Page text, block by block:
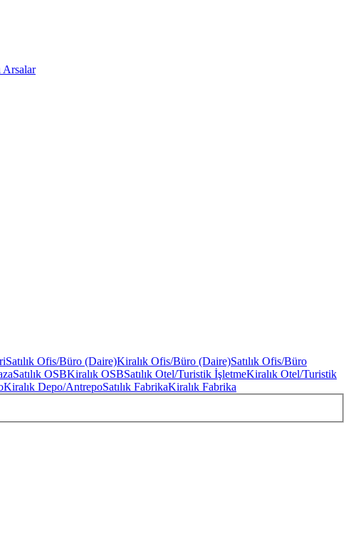
Arsalar
Satılık Ofis/Büro (Daire)Kiralık Ofis/Büro (Daire)Satılık Ofis/Büro
Satılık OSBKiralık OSBSatılık Otel/Turistik İşletmeKiralık Otel/Turistik
Kiralık Depo/AntrepoSatılık FabrikaKiralık Fabrika